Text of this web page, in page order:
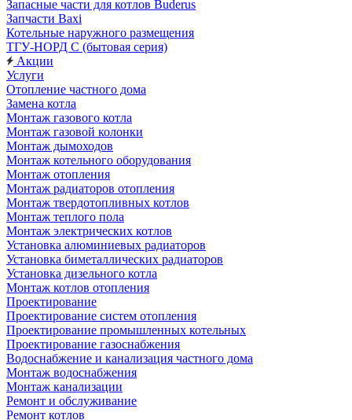
Запасные части для котлов Buderus
Запчасти Baxi
Котельные наружного размещения
ТГУ-НОРД С (бытовая серия)
Акции
Услуги
Отопление частного дома
Замена котла
Монтаж газового котла
Монтаж газовой колонки
Монтаж дымоходов
Монтаж котельного оборудования
Монтаж отопления
Монтаж радиаторов отопления
Монтаж твердотопливных котлов
Монтаж теплого пола
Монтаж электрических котлов
Установка алюминиевых радиаторов
Установка биметаллических радиаторов
Установка дизельного котла
Монтаж котлов отопления
Проектирование
Проектирование систем отопления
Проектирование промышленных котельных
Проектирование газоснабжения
Водоснабжение и канализация частного дома
Монтаж водоснабжения
Монтаж канализации
Ремонт и обслуживание
Ремонт котлов